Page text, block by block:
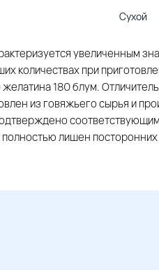
Сухой
увеличенным
количествах при
180 блум.
из говяжьего сырья и
лишен